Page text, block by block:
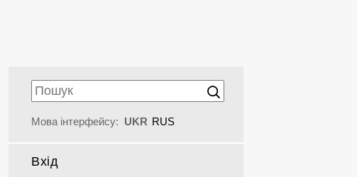
Мова інтерфейсу: UKR RUS
Вхід